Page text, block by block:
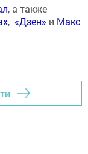
, а также
, «Дзен» и Макс